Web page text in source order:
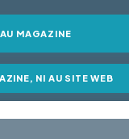
MAGAZINE
NI AU SITE WEB